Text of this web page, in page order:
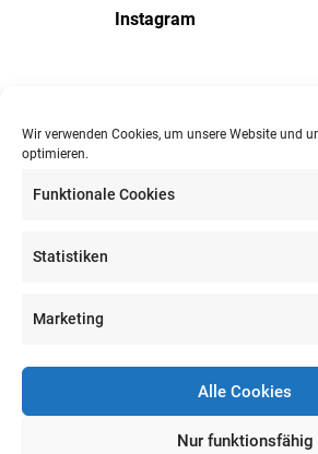
Wir verwenden Cookies, um unsere Website und
optimieren.
Funktionale Cookies
Statistiken
Marketing
Alle Cookies
Nur funktionsfähig
Instagram
Mo – Do
13:00 –
Do
09:00 –
13:00 –